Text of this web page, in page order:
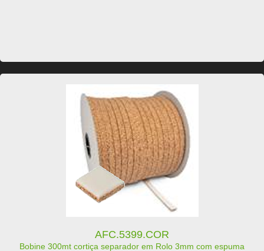
AFC.5399.COR
Bobine 300mt cortiça separador em Rolo 3mm com espuma